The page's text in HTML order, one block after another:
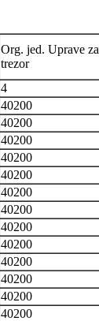
Org. jed. Uprave za
trezor
4
40200
40200
40200
40200
40200
40200
40200
40200
40200
40200
40200
40200
40200